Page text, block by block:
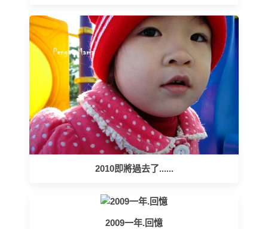
2010即將過去了......
2009一年.回憶